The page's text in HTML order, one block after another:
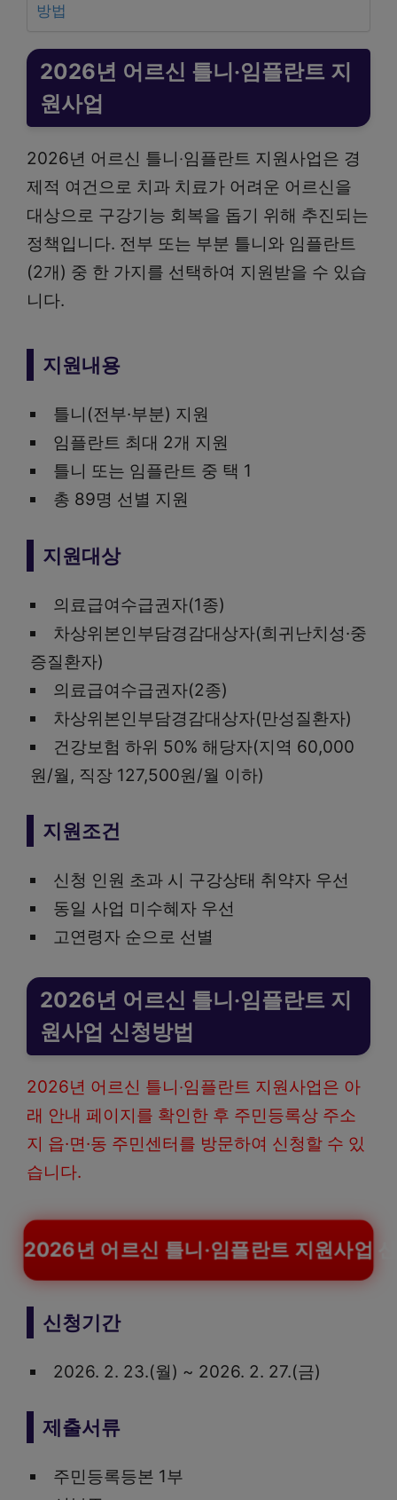
방법
2026년 어르신 틀니‧임플란트 지
원사업
2026년 어르신 틀니‧임플란트 지원사업은 경
제적 여건으로 치과 치료가 어려운 어르신을
대상으로 구강기능 회복을 돕기 위해 추진되는
정책입니다. 전부 또는 부분 틀니와 임플란트
(2개) 중 한 가지를 선택하여 지원받을 수 있습
니다.
지원내용
틀니(전부·부분) 지원
임플란트 최대 2개 지원
틀니 또는 임플란트 중 택 1
총 89명 선별 지원
지원대상
의료급여수급권자(1종)
차상위본인부담경감대상자(희귀난치성·중
증질환자)
의료급여수급권자(2종)
차상위본인부담경감대상자(만성질환자)
건강보험 하위 50% 해당자(지역 60,000
원/월, 직장 127,500원/월 이하)
지원조건
신청 인원 초과 시 구강상태 취약자 우선
동일 사업 미수혜자 우선
고연령자 순으로 선별
2026년 어르신 틀니‧임플란트 지
원사업 신청방법
2026년 어르신 틀니‧임플란트 지원사업은 아
래 안내 페이지를 확인한 후 주민등록상 주소
지 읍·면·동 주민센터를 방문하여 신청할 수 있
습니다.
2026년 어르신 틀니‧임플란트 지원사업
신청기간
2026. 2. 23.(월) ~ 2026. 2. 27.(금)
제출서류
주민등록등본 1부